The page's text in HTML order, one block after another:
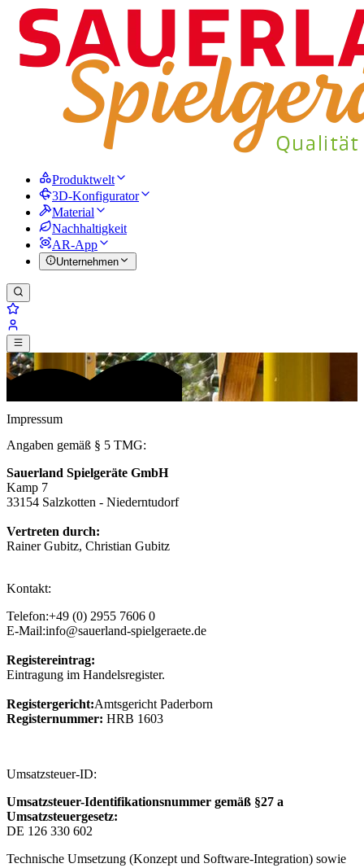
Produktwelt
3D-Konfigurator
Material
Nachhaltigkeit
AR-App
Unternehmen
Impressum
Angaben gemäß § 5 TMG:
Sauerland Spielgeräte GmbH
Kamp 7
33154 Salzkotten - Niederntudorf
Vertreten durch:
Rainer Gubitz, Christian Gubitz
Kontakt:
Telefon:+49 (0) 2955 7606 0
E-Mail:info@sauerland-spielgeraete.de
Registereintrag:
Eintragung im Handelsregister.
Registergericht:Amtsgericht Paderborn
Registernummer: HRB 1603
Umsatzsteuer-ID:
Umsatzsteuer-Identifikationsnummer gemäß §27 a
Umsatzsteuergesetz:
DE 126 330 602
Technische Umsetzung (Konzept und Software-Integration) sowie